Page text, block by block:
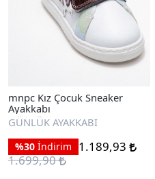
mnpc Kız Çocuk Sneaker
Ayakkabı
GÜNLÜK AYAKKABI
%30 İndirim
1.189,93
1.699,90